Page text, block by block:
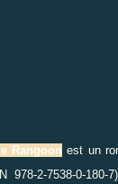
Rangoon est un
2-7538-0-